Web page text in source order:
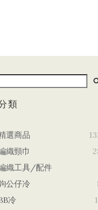
類
選商品
織頸巾
織工具/配件
公仔冷
冷